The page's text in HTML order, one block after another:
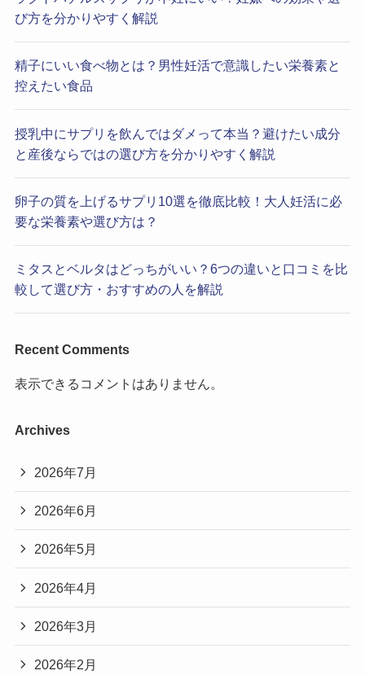
び方を分かりやすく解説
精子にいい食べ物とは？男性妊活で意識したい栄養素と
控えたい食品
授乳中にサプリを飲んではダメって本当？避けたい成分
と産後ならではの選び方を分かりやすく解説
卵子の質を上げるサプリ10選を徹底比較！大人妊活に必
要な栄養素や選び方は？
ミタスとベルタはどっちがいい？6つの違いと口コミを比
較して選び方・おすすめの人を解説
Recent Comments
表示できるコメントはありません。
Archives
2026年7月
2026年6月
2026年5月
2026年4月
2026年3月
2026年2月